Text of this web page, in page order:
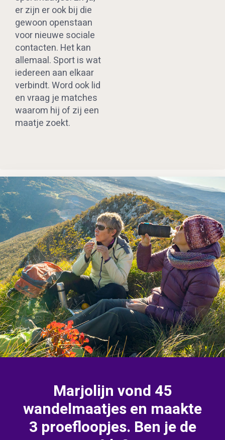
er zijn er ook bij die
gewoon openstaan
voor nieuwe sociale
contacten. Het kan
allemaal. Sport is wat
iedereen aan elkaar
verbindt. Word ook lid
en vraag je matches
waarom hij of zij een
maatje zoekt.
Marjolijn vond 45
wandelmaatjes en maakte
3 proefloopjes. Ben je de